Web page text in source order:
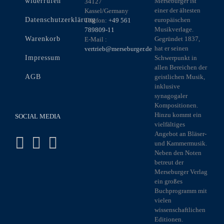
Datenschutzerklärung
Warenkorb
Impressum
AGB
SOCIAL MEDIA
Kassel/Germany
Telefon:+49 561
789809-11
E-Mail :
vertrieb@merseburger.de
einer der ältesten
europäischen
Musikverlage.
Gegründet 1837,
hat er seinen
Schwerpunkt in
allen Bereichen der
geistlichen Musik,
inklusive
synagogaler
Kompositionen.
Hinzu kommt ein
vielfältiges
Angebot an Bläser-
und Kammermusik.
Neben den Noten
betreut der
Merseburger Verlag
ein großes
Buchprogramm mit
vielen
wissenschaftlichen
Editionen.